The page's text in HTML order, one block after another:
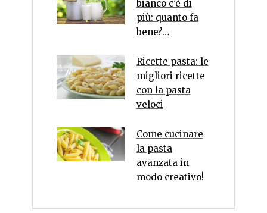
bianco c’è di
più: quanto fa
bene?…
Ricette pasta: le
migliori ricette
con la pasta
veloci
Come cucinare
la pasta
avanzata in
modo creativo!